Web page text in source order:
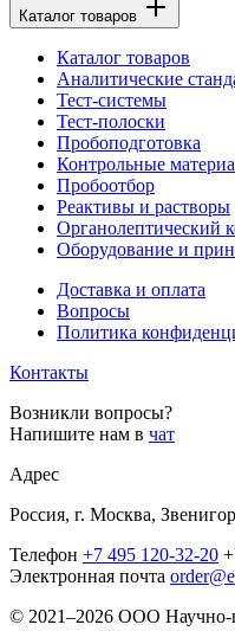
Каталог товаров
Каталог товаров
Аналитические
Тест-системы
Тест-полоски
Пробоподготовка
Контрольные
Пробоотбор
Реактивы и растворы
Органолептический
Оборудование и
Доставка и оплата
Вопросы
Политика
Контакты
Возникли вопросы?
Напишите нам в чат
Адрес
Россия, г. Москва,
Телефон +7 495 120-32-20
Электронная почта
© 2021–2026 ООО Научно-